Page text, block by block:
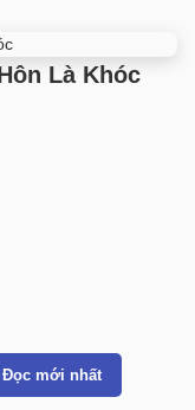
Là Khóc
Đọc mới nhất